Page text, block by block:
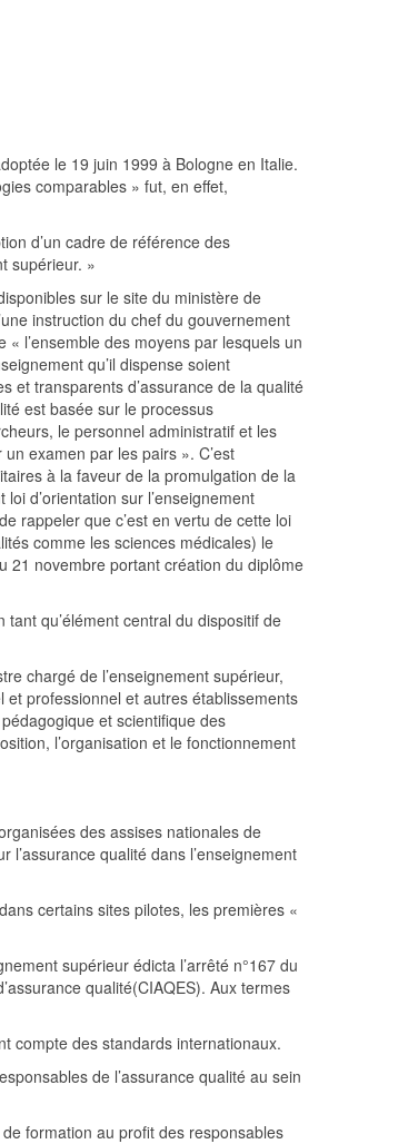
le 19 juin 1999 à Bologne en Italie.
comparables » fut, en effet,
d’un cadre de référence des
supérieur. »
sur le site du ministère de
instruction du chef du gouvernement
« l’ensemble des moyens par lesquels un
qu’il dispense soient
et transparents d’assurance de la qualité
est basée sur le processus
le personnel administratif et les
examen par les pairs ». C’est
à la faveur de la promulgation de la
d’orientation sur l’enseignement
rappeler que c’est en vertu de cette loi
comme les sciences médicales) le
21 novembre portant création du diplôme
tant qu’élément central du dispositif de
chargé de l’enseignement supérieur,
et professionnel et autres établissements
et scientifique des
l’organisation et le fonctionnement
des assises nationales de
qualité dans l’enseignement
certains sites pilotes, les premières «
supérieur édicta l’arrêté n°167 du
qualité(CIAQES). Aux termes
compte des standards internationaux.
de l’assurance qualité au sein
formation au profit des responsables